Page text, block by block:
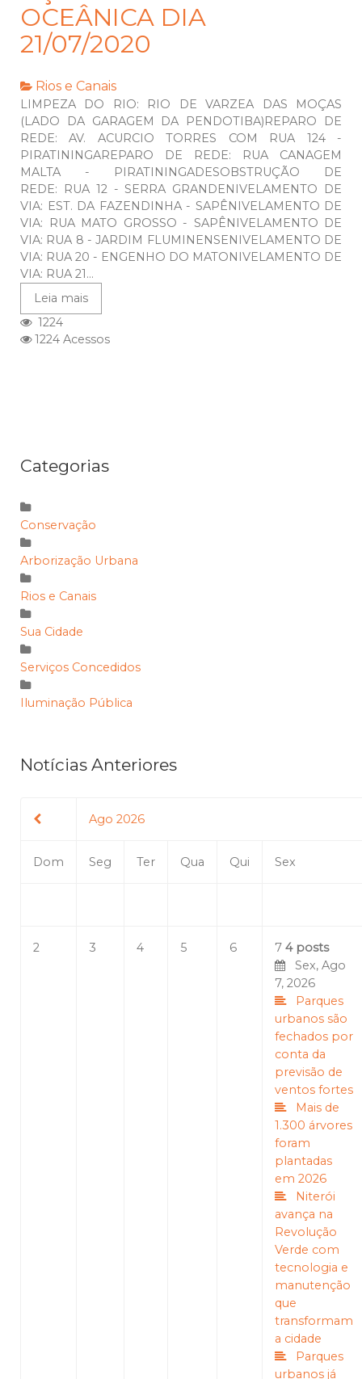
OCEÂNICA DIA
21/07/2020
Rios e Canais
LIMPEZA DO RIO: RIO DE VARZEA DAS MOÇAS
(LADO DA GARAGEM DA PENDOTIBA)REPARO DE
REDE: AV. ACURCIO TORRES COM RUA 124 -
PIRATININGAREPARO DE REDE: RUA CANAGEM
MALTA - PIRATININGADESOBSTRUÇÃO DE
REDE: RUA 12 - SERRA GRANDENIVELAMENTO DE
VIA: EST. DA FAZENDINHA - SAPÊNIVELAMENTO DE
VIA: RUA MATO GROSSO - SAPÊNIVELAMENTO DE
VIA: RUA 8 - JARDIM FLUMINENSENIVELAMENTO DE
VIA: RUA 20 - ENGENHO DO MATONIVELAMENTO DE
VIA: RUA 21...
Leia mais
1224
1224 Acessos
Categorias
Conservação
Arborização Urbana
Rios e Canais
Sua Cidade
Serviços Concedidos
Iluminação Pública
Notícias Anteriores
Ago 2026
Dom Seg Ter Qua Qui Sex
2 3 4 5 6 7 4 posts
Sex, Ago
7, 2026
Parques
urbanos são
fechados por
conta da
previsão de
ventos fortes
Mais de
1.300 árvores
foram
plantadas
em 2026
Niterói
avança na
Revolução
Verde com
tecnologia e
manutenção
que
transformam
a cidade
Parques
urbanos já